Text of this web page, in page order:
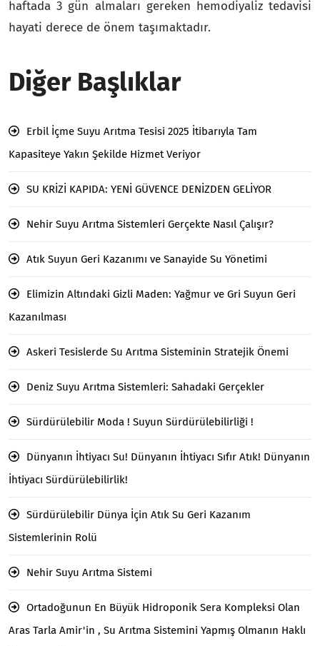
haftada 3 gün almaları gereken hemodiyaliz tedavisi
hayati derece de önem taşımaktadır.
Diğer Başlıklar
Erbil İçme Suyu Arıtma Tesisi 2025 İtibarıyla Tam
Kapasiteye Yakın Şekilde Hizmet Veriyor
SU KRİZİ KAPIDA: YENİ GÜVENCE DENİZDEN GELİYOR
Nehir Suyu Arıtma Sistemleri Gerçekte Nasıl Çalışır?
Atık Suyun Geri Kazanımı ve Sanayide Su Yönetimi
Elimizin Altındaki Gizli Maden: Yağmur ve Gri Suyun Geri
Kazanılması
Askeri Tesislerde Su Arıtma Sisteminin Stratejik Önemi
Deniz Suyu Arıtma Sistemleri: Sahadaki Gerçekler
Sürdürülebilir Moda ! Suyun Sürdürülebilirliği !
Dünyanın İhtiyacı Su! Dünyanın İhtiyacı Sıfır Atık! Dünyanın
İhtiyacı Sürdürülebilirlik!
Sürdürülebilir Dünya İçin Atık Su Geri Kazanım
Sistemlerinin Rolü
Nehir Suyu Arıtma Sistemi
Ortadoğunun En Büyük Hidroponik Sera Kompleksi Olan
Aras Tarla Amir'in , Su Arıtma Sistemini Yapmış Olmanın Haklı